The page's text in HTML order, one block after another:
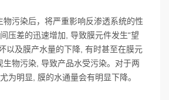
物污染后，将严重影响反渗透系统的性
压差的迅速增加, 导致膜元件发生“望
以及膜产水量的下降, 有时甚至在膜元
生物污染, 导致产品水受污染。对于两
为明显, 膜的水通量会有明显下降。